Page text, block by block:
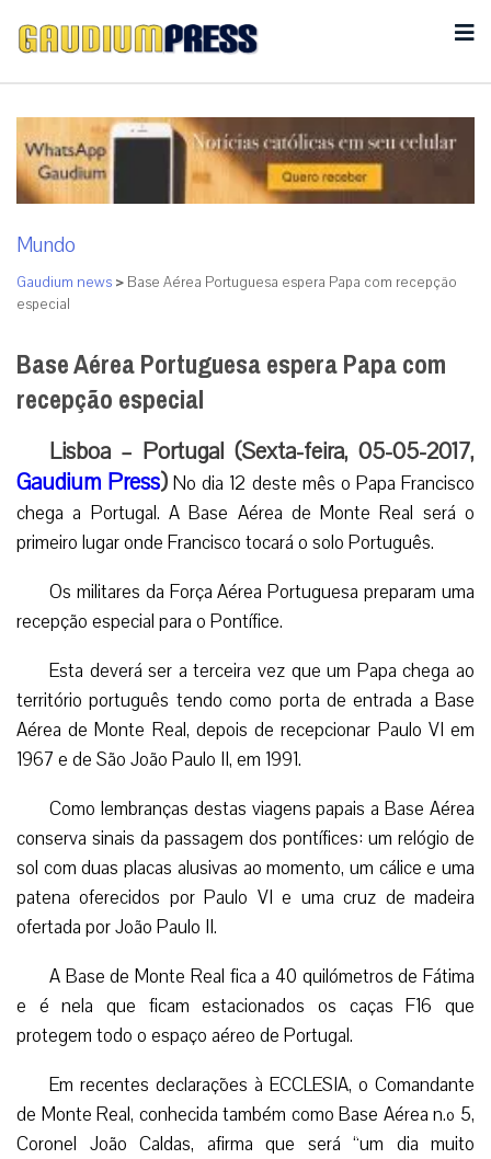
Mundo
Gaudium news > Base Aérea Portuguesa espera Papa com recepção
especial
Base Aérea Portuguesa espera Papa com
recepção especial
Lisboa – Portugal (Sexta-feira, 05-05-2017,
Gaudium Press) No dia 12 deste mês o Papa Francisco
chega a Portugal. A Base Aérea de Monte Real será o
primeiro lugar onde Francisco tocará o solo Português.
Os militares da Força Aérea Portuguesa preparam uma
recepção especial para o Pontífice.
Esta deverá ser a terceira vez que um Papa chega ao
território português tendo como porta de entrada a Base
Aérea de Monte Real, depois de recepcionar Paulo VI em
1967 e de São João Paulo II, em 1991.
Como lembranças destas viagens papais a Base Aérea
conserva sinais da passagem dos pontífices: um relógio de
sol com duas placas alusivas ao momento, um cálice e uma
patena oferecidos por Paulo VI e uma cruz de madeira
ofertada por João Paulo II.
A Base de Monte Real fica a 40 quilómetros de Fátima
e é nela que ficam estacionados os caças F16 que
protegem todo o espaço aéreo de Portugal.
Em recentes declarações à ECCLESIA, o Comandante
de Monte Real, conhecida também como Base Aérea n.º 5,
Coronel João Caldas, afirma que será “um dia muito